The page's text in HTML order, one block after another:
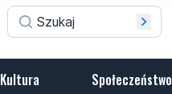
Kultura Społeczeństwo